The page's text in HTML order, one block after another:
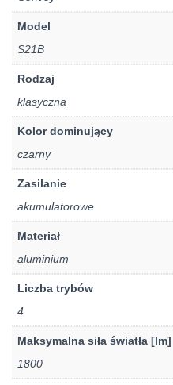
Model
S21B
Rodzaj
klasyczna
Kolor dominujący
czarny
Zasilanie
akumulatorowe
Materiał
aluminium
Liczba trybów
4
Maksymalna siła światła [lm]
1800